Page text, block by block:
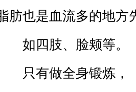
肪也是血流多的地方
如四肢、脸颊等。
只有做全身锻炼，